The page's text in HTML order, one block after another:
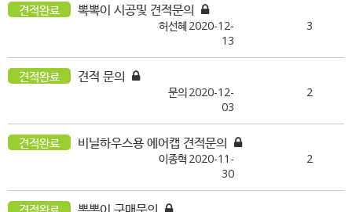
견적완료 뽁뽁이 시공및 견적문의
허선혜2020-12-
13
3
견적완료 견적 문의
문의2020-12-
03
2
견적완료 비닐하우스용 에어캡 견적문의
이종혁 2020-11-
30
2
견적완료